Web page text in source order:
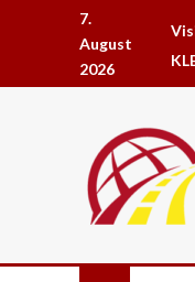
7.
August
2026